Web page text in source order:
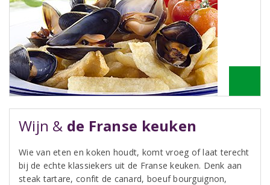
Wijn & de Franse keuken
Wie van eten en koken houdt, komt vroeg of laat terecht
bij de echte klassiekers uit de Franse keuken. Denk aan
steak tartare, confit de canard, boeuf bourguignon,